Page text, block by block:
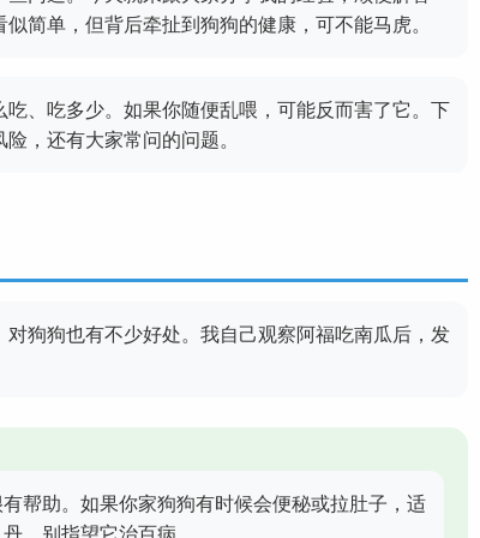
简单，但背后牵扯到狗狗的健康，可不能马虎。
、吃多少。如果你随便乱喂，可能反而害了它。下
，还有大家常问的问题。
狗狗也有不少好处。我自己观察阿福吃南瓜后，发
帮助。如果你家狗狗有时候会便秘或拉肚子，适
，别指望它治百病。